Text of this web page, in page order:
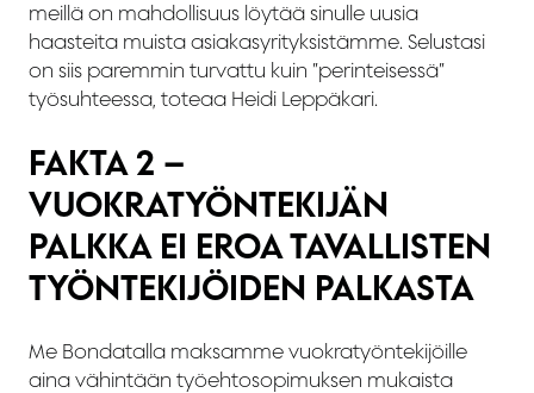
meillä on mahdollisuus löytää sinulle uusia
haasteita muista asiakasyrityksistämme. Selustasi
on siis paremmin turvattu kuin ”perinteisessä”
työsuhteessa, toteaa Heidi Leppäkari.
FAKTA 2 –
VUOKRATYÖNTEKIJÄN
PALKKA EI EROA TAVALLISTEN
TYÖNTEKIJÖIDEN PALKASTA
Me Bondatalla maksamme vuokratyöntekijöille
aina vähintään työehtosopimuksen mukaista